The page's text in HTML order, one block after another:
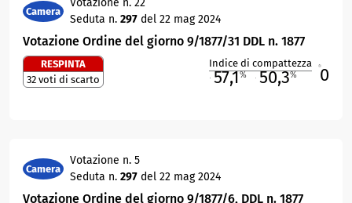
Camera
Votazione n. 22
Seduta n. 297 del 22 mag 2024
Votazione Ordine del giorno 9/1877/31 DDL n. 1877
RESPINTA
32 voti di scarto
Indice di compattezza
57,1% 50,3% 0
Camera
Votazione n. 5
Seduta n. 297 del 22 mag 2024
Votazione Ordine del giorno 9/1877/6, DDL n. 1877